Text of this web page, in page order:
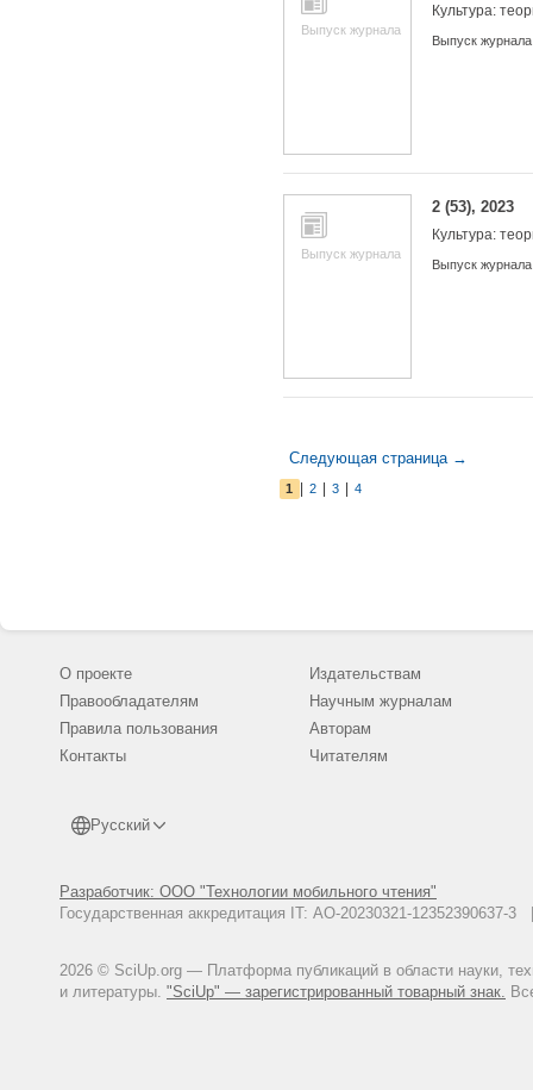
Выпуск журнала
Культура:
Выпуск журнала
Выпуск журнала
2 (53), 2023
Культура:
Выпуск журнала
Следующая страница →
1 2 3 4
О проекте
Правообладателям
Правила пользования
Контакты
Русский
Разработчик: ООО "Технологии мобильного чтения"
Государственная аккредитация IT: АО-20230321-
2026 © SciUp.org — Платформа публикаций в области науки,
и литературы. "SciUp" — зарегистрированный товарный знак.
Издательствам
Научным журналам
Авторам
Читателям